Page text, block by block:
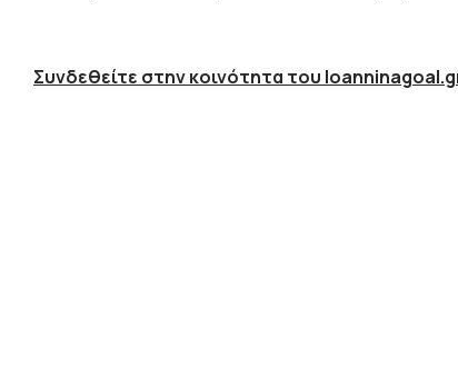
Συνδεθείτε στην κοινότητα του